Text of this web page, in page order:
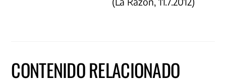
CONTENIDO RELACIONADO